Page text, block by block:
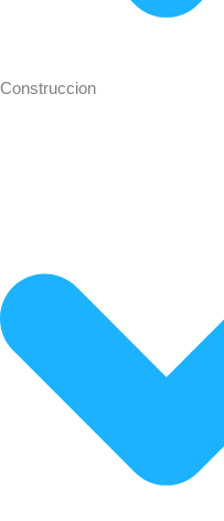
Construccion